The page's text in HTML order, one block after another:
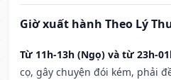
Giờ xuất hành Theo Lý
Từ 11h-13h (Ngọ) và từ 23h-
cọ, gây chuyện đói kém, phải